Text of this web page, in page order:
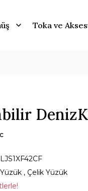
Toka ve
LJS1XF42CF
Yüzük , Çelik Yüzük